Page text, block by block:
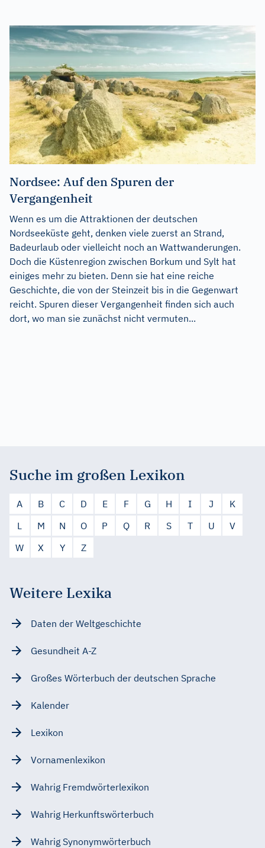
Nordsee: Auf den Spuren der
Vergangenheit
Wenn es um die Attraktionen der deutschen
Nordseeküste geht, denken viele zuerst an Strand,
Badeurlaub oder vielleicht noch an Wattwanderungen.
Doch die Küstenregion zwischen Borkum und Sylt hat
einiges mehr zu bieten. Denn sie hat eine reiche
Geschichte, die von der Steinzeit bis in die Gegenwart
reicht. Spuren dieser Vergangenheit finden sich auch
dort, wo man sie zunächst nicht vermuten...
Suche im großen Lexikon
A B C D E F G H I J
K
L
M N O P Q R S T U
V
W
X Y Z
Weitere Lexika
Daten der Weltgeschichte
Gesundheit A-Z
Großes Wörterbuch der deutschen Sprache
Kalender
Lexikon
Vornamenlexikon
Wahrig Fremdwörterlexikon
Wahrig Herkunftswörterbuch
Wahrig Synonymwörterbuch